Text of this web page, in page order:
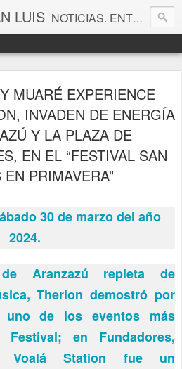
LUIS NOTICIAS. ENTRETENIMIENTO. EDITORIALES. CANAL DE VÍDEOS. GALERÍA DE FOTOGRAFÍAS.
MUARÉ EXPERIENCE
INVADEN DE ENERGÍA
Y LA PLAZA DE
EN EL “FESTIVAL SAN
EN PRIMAVERA”
30 de marzo del año
2024.
Aranzazú repleta de
Therion demostró por
de los eventos más
en Fundadores,
Voalá Station fue un